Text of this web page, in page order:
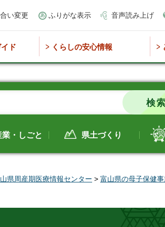
い変更 ふりがな表示 音声読み上げ
ド くらしの安心情報
業・しごと 県土づくり
県周産期医療情報センター > 富山県の母子保健